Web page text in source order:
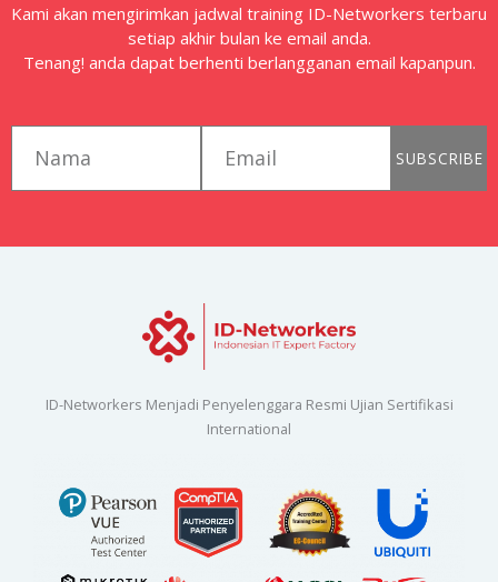
Kami akan mengirimkan jadwal training ID-Networkers terbaru
setiap akhir bulan ke email anda.
Tenang! anda dapat berhenti berlangganan email kapanpun.
SUBSCRIBE
ID-Networkers Menjadi Penyelenggara Resmi Ujian Sertifikasi
International